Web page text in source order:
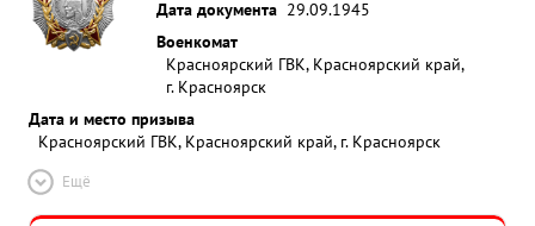
Дата документа 29.09.1945
Военкомат
Красноярский ГВК, Красноярский край,
г. Красноярск
Дата и место призыва
Красноярский ГВК, Красноярский край, г. Красноярск
Ещё